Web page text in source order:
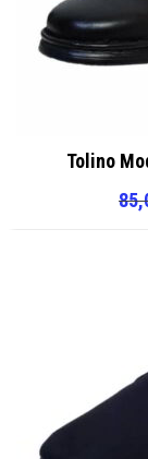
Tolino